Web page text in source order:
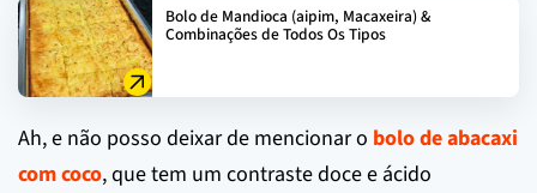
Bolo de Mandioca (aipim, Macaxeira) &
Combinações de Todos Os Tipos
Ah, e não posso deixar de mencionar o bolo de abacaxi
com coco, que tem um contraste doce e ácido